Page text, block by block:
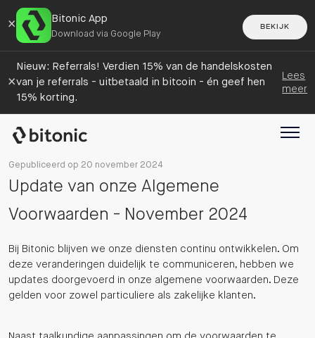
× Bitonic App
Download via Google Play
BEKIJK
×
Nieuw: Referrals! Verdien 15% van de handelskosten
van je referrals - uitbetaald in bitcoin - én geef hen
15% korting.
Lees
meer
Gepubliceerd op 20 november 2024
Update van onze Algemene
Voorwaarden - November 2024
Bij Bitonic blijven we onze diensten continu ontwikkelen. Om
deze veranderingen duidelijk te communiceren, hebben we
updates doorgevoerd in onze algemene voorwaarden. Deze
gelden voor zowel particuliere als zakelijke klanten.